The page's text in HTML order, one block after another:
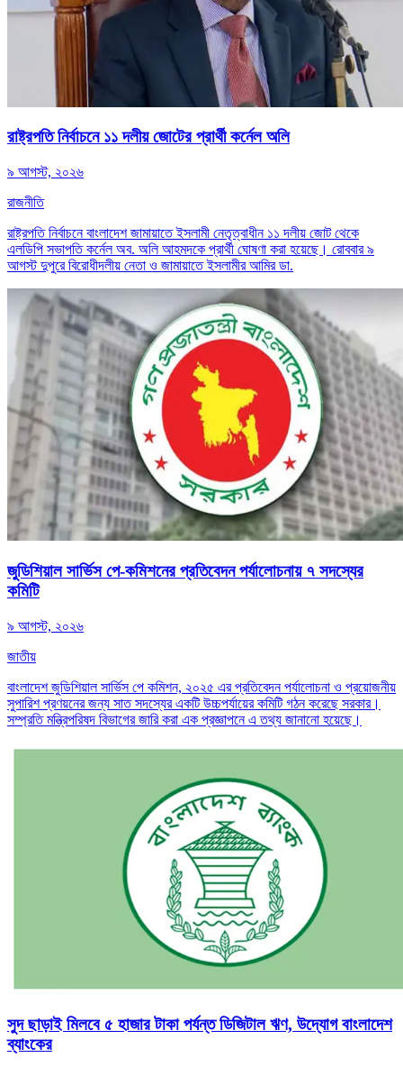
রাষ্ট্রপতি নির্বাচনে ১১ দলীয় জোটের প্রার্থী কর্নেল অলি
৯ আগস্ট, ২০২৬
রাজনীতি
রাষ্ট্রপতি নির্বাচনে বাংলাদেশ জামায়াতে ইসলামী নেতৃত্বাধীন ১১ দলীয় জোট থেকে
এলডিপি সভাপতি কর্নেল অব. অলি আহমদকে প্রার্থী ঘোষণা করা হয়েছে। রোববার ৯
আগস্ট দুপুরে বিরোধীদলীয় নেতা ও জামায়াতে ইসলামীর আমির ডা.
জুডিশিয়াল সার্ভিস পে-কমিশনের প্রতিবেদন পর্যালোচনায় ৭ সদস্যের
কমিটি
৯ আগস্ট, ২০২৬
জাতীয়
বাংলাদেশ জুডিশিয়াল সার্ভিস পে কমিশন, ২০২৫ এর প্রতিবেদন পর্যালোচনা ও প্রয়োজনীয়
সুপারিশ প্রণয়নের জন্য সাত সদস্যের একটি উচ্চপর্যায়ের কমিটি গঠন করেছে সরকার।
সম্প্রতি মন্ত্রিপরিষদ বিভাগের জারি করা এক প্রজ্ঞাপনে এ তথ্য জানানো হয়েছে।
সুদ ছাড়াই মিলবে ৫ হাজার টাকা পর্যন্ত ডিজিটাল ঋণ, উদ্যোগ বাংলাদেশ
ব্যাংকের